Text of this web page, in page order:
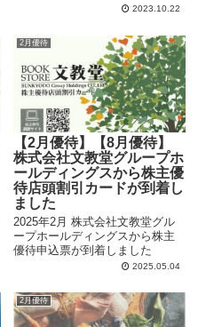
2023.10.22
2月優待
【2月優待】【8月優待】
株式会社文教堂グループホ
ールディングスから株主優
待店頭割引カードが到着し
ました
2025年2月 株式会社文教堂グル
ープホールディングスから株主
優待申込票が到着しました
2025.05.04
2月優待